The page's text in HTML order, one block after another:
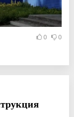
0 0